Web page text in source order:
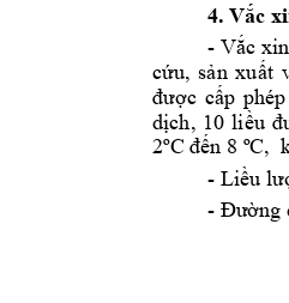
4. Vắc
- Vắc xin
cứu, sản xuất
được cấp phép
dịch, 10 liều
2ºC đến 8 ºC,
- Liều
- Đường